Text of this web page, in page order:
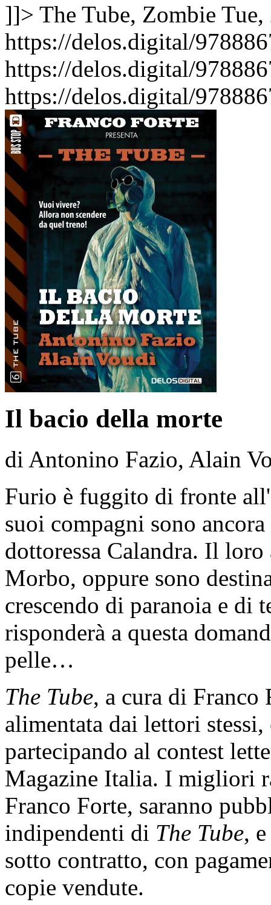
]]> The Tube, Zombie Tue,
https://delos.digital/
https://delos.digital/
https://delos.digital/
Il bacio della morte
di Antonino Fazio, Alain
Furio è fuggito di fronte
suoi compagni sono
dottoressa Calandra. Il
Morbo, oppure sono
crescendo di paranoia e di
risponderà a questa
pelle…
The Tube, a cura di Franco
alimentata dai lettori
partecipando al contest
Magazine Italia. I migliori
Franco Forte, saranno
indipendenti di The Tube,
sotto contratto, con
copie vendute.